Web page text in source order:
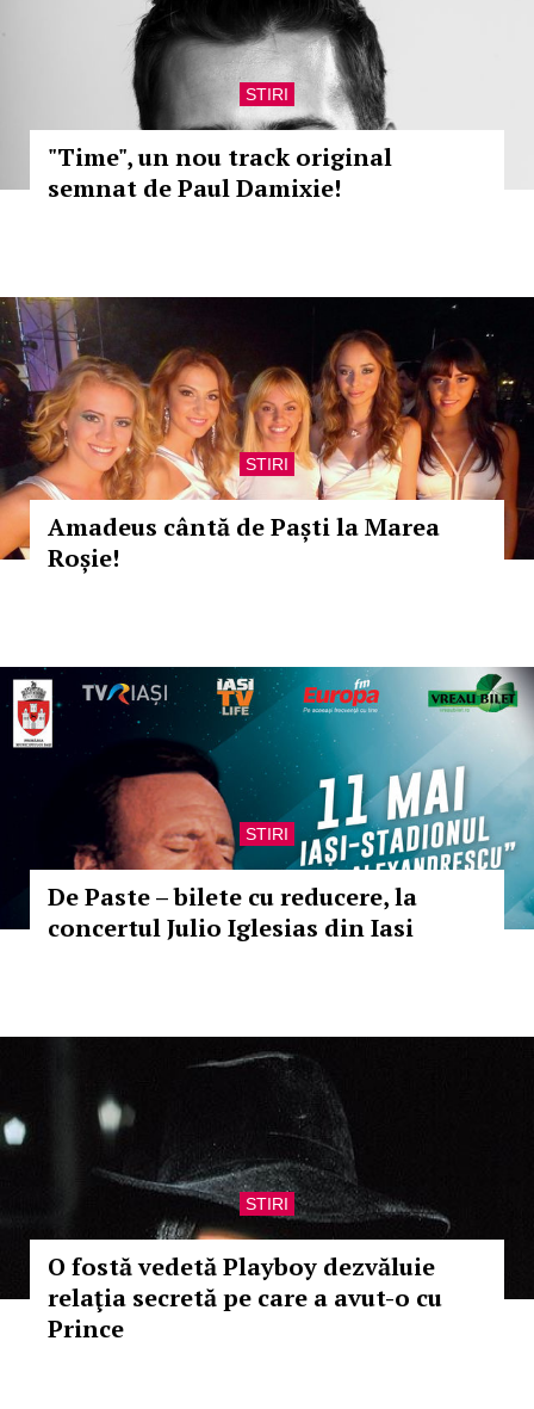
STIRI
"Time", un nou track original
semnat de Paul Damixie!
STIRI
Amadeus cântă de Paști la Marea
Roșie!
STIRI
De Paste – bilete cu reducere, la
concertul Julio Iglesias din Iasi
STIRI
O fostă vedetă Playboy dezvăluie
relaţia secretă pe care a avut-o cu
Prince